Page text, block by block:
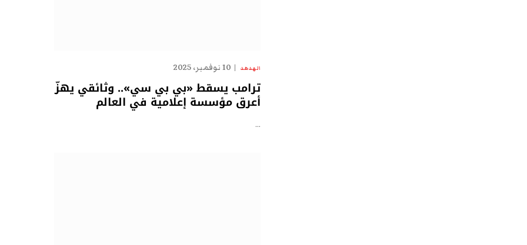
الهدهد 10 نوفمبر، 2025
ترامب يسقط «بي بي سي».. وثائقي يهزّ
أعرق مؤسسة إعلامية في العالم
…